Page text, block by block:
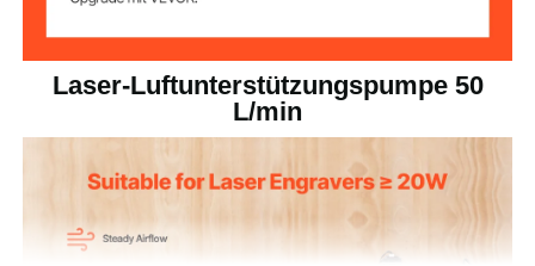
Laser-Luftunterstützungspumpe 50
L/min